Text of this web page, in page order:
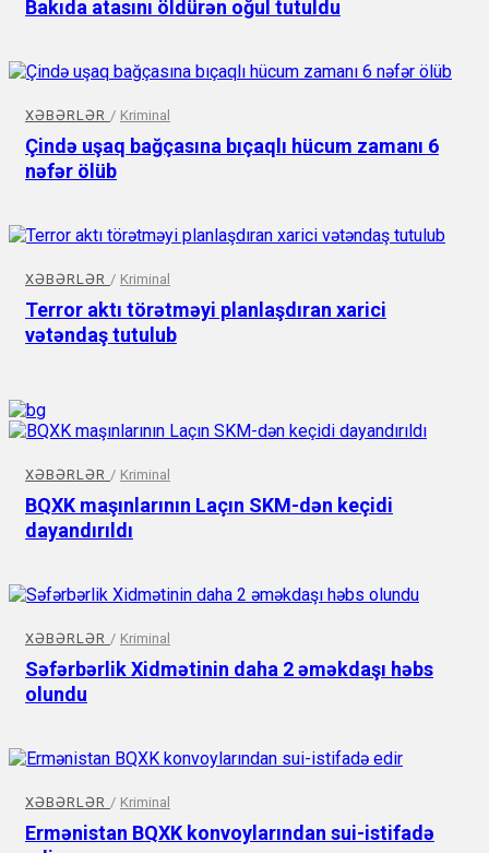
Bakıda atasını öldürən oğul tutuldu
XƏBƏRLƏR / Kriminal
Çində uşaq bağçasına bıçaqlı hücum zamanı 6
nəfər ölüb
XƏBƏRLƏR / Kriminal
Terror aktı törətməyi planlaşdıran xarici
vətəndaş tutulub
XƏBƏRLƏR / Kriminal
BQXK maşınlarının Laçın SKM-dən keçidi
dayandırıldı
XƏBƏRLƏR / Kriminal
Səfərbərlik Xidmətinin daha 2 əməkdaşı həbs
olundu
XƏBƏRLƏR / Kriminal
Ermənistan BQXK konvoylarından sui-istifadə